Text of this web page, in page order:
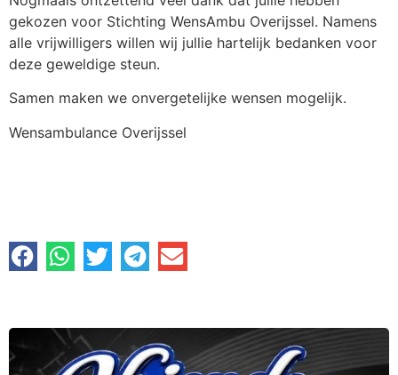
gekozen voor Stichting WensAmbu Overijssel. Namens
alle vrijwilligers willen wij jullie hartelijk bedanken voor
deze geweldige steun.
Samen maken we onvergetelijke wensen mogelijk.
Wensambulance Overijssel